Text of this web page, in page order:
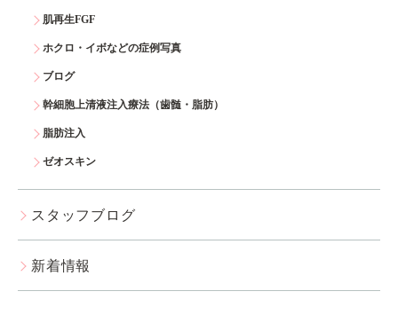
肌再生FGF
ホクロ・イボなどの症例写真
ブログ
幹細胞上清液注入療法（歯髄・脂肪）
脂肪注入
ゼオスキン
スタッフブログ
新着情報